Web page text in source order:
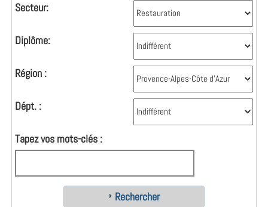
Secteur:
Diplôme:
Région :
Dépt. :
Tapez vos mots-clés :
Rechercher